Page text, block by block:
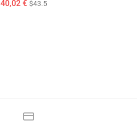
40,02 € $43.5